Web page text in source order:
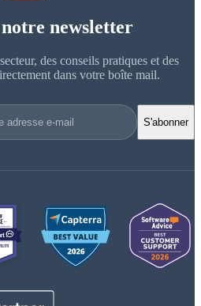
newsletter
des conseils pratiques et des
dans votre boîte mail.
S'abonner